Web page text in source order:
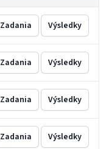
Zadania Výsledky
Zadania Výsledky
Zadania Výsledky
Zadania Výsledky